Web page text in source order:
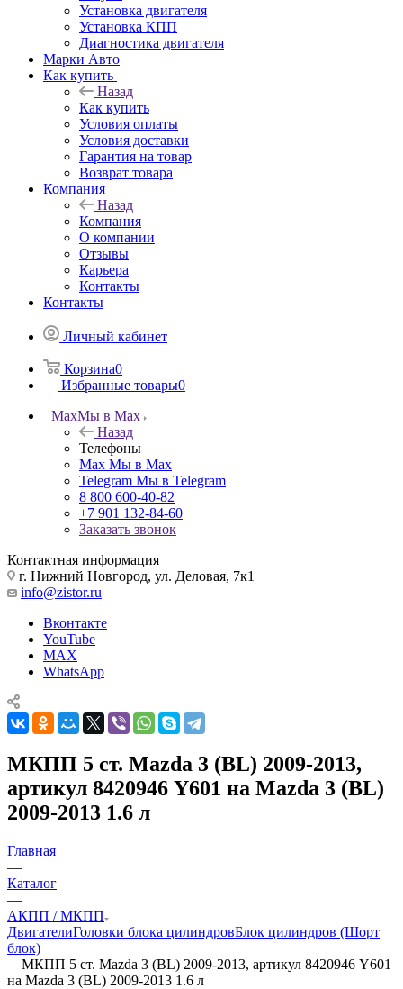
Установка двигателя
Установка КПП
Диагностика двигателя
Марки Авто
Как купить
Назад
Как купить
Условия оплаты
Условия доставки
Гарантия на товар
Возврат товара
Компания
Назад
Компания
О компании
Отзывы
Карьера
Контакты
Контакты
Личный кабинет
Корзина0
Избранные товары0
MaxМы в Max
Назад
Телефоны
Max Мы в Max
Telegram Мы в Telegram
8 800 600-40-82
+7 901 132-84-60
Заказать звонок
Контактная информация
г. Нижний Новгород, ул. Деловая, 7к1
info@zistor.ru
Вконтакте
YouTube
MAX
WhatsApp
МКПП 5 ст. Mazda 3 (BL) 2009-2013,
артикул 8420946 Y601 на Mazda 3 (BL)
2009-2013 1.6 л
Главная
—
Каталог
—
АКПП / МКПП
ДвигателиГоловки блока цилиндровБлок цилиндров (Шорт
блок)
—МКПП 5 ст. Mazda 3 (BL) 2009-2013, артикул 8420946 Y601
на Mazda 3 (BL) 2009-2013 1.6 л